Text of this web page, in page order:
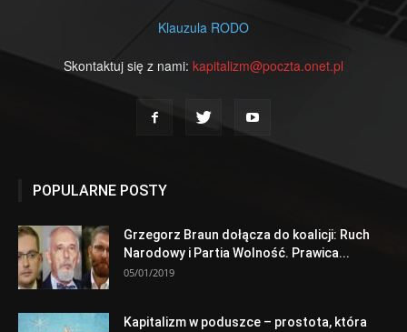
Klauzula RODO
Skontaktuj się z nami: kapitalizm@poczta.onet.pl
POPULARNE POSTY
Grzegorz Braun dołącza do koalicji: Ruch
Narodowy i Partia Wolność. Prawica...
05/01/2019
Kapitalizm w poduszce – prostota, która